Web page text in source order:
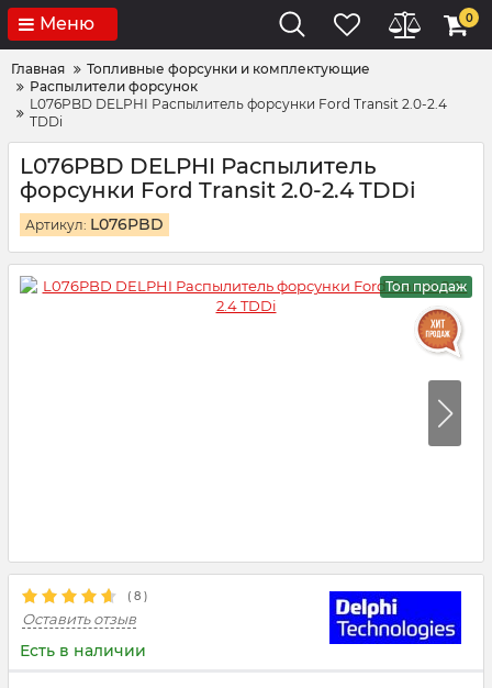
Меню 0
Главная
Топливные форсунки и комплектующие
Распылители форсунок
L076PBD DELPHI Распылитель форсунки Ford Transit 2.0-2.4
TDDi
L076PBD DELPHI Распылитель
форсунки Ford Transit 2.0-2.4 TDDi
Артикул: L076PBD
Топ продаж
( 8 )
Оставить отзыв
Есть в наличии